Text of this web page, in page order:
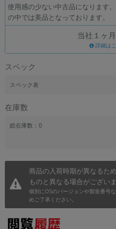
使用感の少ない中古品になります
の中では美品となっております。
当社１ヶ
詳細は
スペック
スペック表
在庫数
総在庫数：0
商品の入荷時期が異なるた
ものと異なる場合がございま
個別にOSのバージョンや製造番号
めご了承ください。